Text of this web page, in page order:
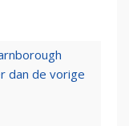
dan de vorige